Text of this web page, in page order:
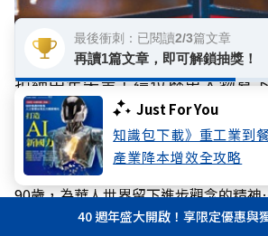
Just For You
知識包下載》重工業到
產業降本增效全攻略
拒絕中年失業！這位歷史人物寫
願離職書」
書生報國典範！高希均教授辭世、享耆壽
90歲，為華人世界留下進步觀念的精神
40 週年盛大開啟！享限定優惠與
最後衝刺：已閱讀2/3篇文章
再讀1篇文章，即可解鎖抽獎！